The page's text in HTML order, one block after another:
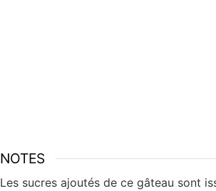
NOTES
Les sucres ajoutés de ce gâteau sont